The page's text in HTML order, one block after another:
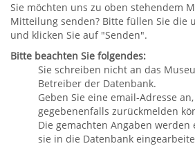
Sie möchten uns zu oben stehendem
Mitteilung senden? Bitte füllen Sie die
und klicken Sie auf "Senden".
Bitte beachten Sie folgendes:
Sie schreiben nicht an das
Betreiber der Datenbank.
Geben Sie eine email-Adresse
gegebenenfalls zurückmelden
Die gemachten Angaben
sie in die Datenbank